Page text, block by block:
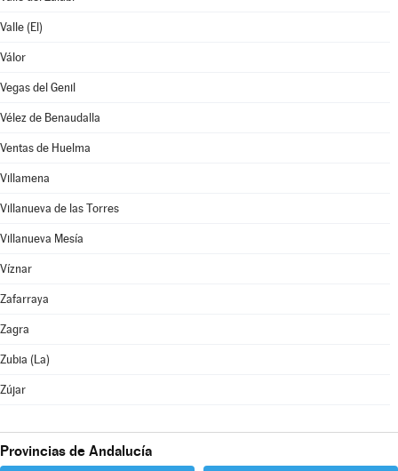
Valle (El)
Válor
Vegas del Genil
Vélez de Benaudalla
Ventas de Huelma
Villamena
Villanueva de las Torres
Villanueva Mesía
Víznar
Zafarraya
Zagra
Zubia (La)
Zújar
Provincias de Andalucía